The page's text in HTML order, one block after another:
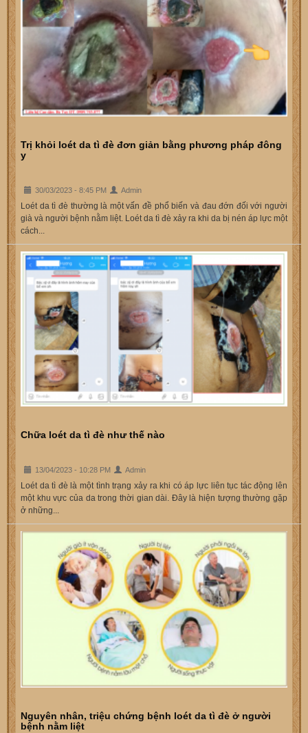
Trị khỏi loét da tì đè đơn giản bằng phương pháp đông
y
30/03/2023 - 8:45 PM Admin
Loét da tì đè thường là một vấn đề phổ biến và đau đớn đối với người
già và người bệnh nằm liệt. Loét da tì đè xảy ra khi da bị nén áp lực một
cách...
Chữa loét da tì đè như thế nào
13/04/2023 - 10:28 PM Admin
Loét da tì đè là một tình trạng xảy ra khi có áp lực liên tục tác động lên
một khu vực của da trong thời gian dài. Đây là hiện tượng thường gặp
ở những...
Nguyên nhân, triệu chứng bệnh loét da tì đè ở người
bệnh nằm liệt